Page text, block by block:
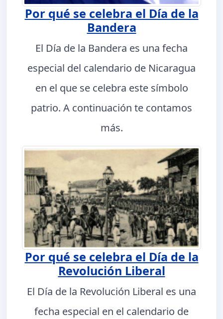
Por qué se celebra el Día de la
Bandera
El Día de la Bandera es una fecha
especial del calendario de Nicaragua
en el que se celebra este símbolo
patrio. A continuación te contamos
más.
Por qué se celebra el Día de la
Revolución Liberal
El Día de la Revolución Liberal es una
fecha especial en el calendario de